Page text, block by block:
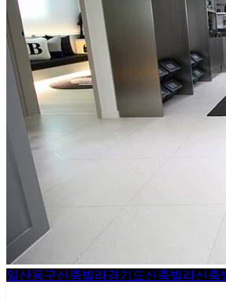
일산동구신축빌라경기도신축빌라신축